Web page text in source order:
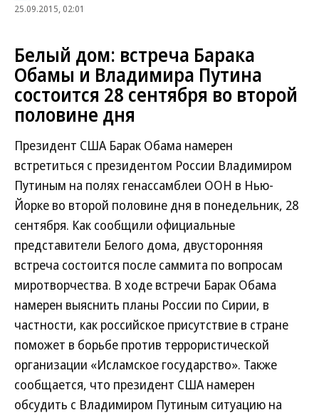
25.09.2015, 02:01
Белый дом: встреча Барака
Обамы и Владимира Путина
состоится 28 сентября во второй
половине дня
Президент США Барак Обама намерен
встретиться с президентом России Владимиром
Путиным на полях генассамблеи ООН в Нью-
Йорке во второй половине дня в понедельник, 28
сентября. Как сообщили официальные
представители Белого дома, двусторонняя
встреча состоится после саммита по вопросам
миротворчества. В ходе встречи Барак Обама
намерен выяснить планы России по Сирии, в
частности, как российское присутствие в стране
поможет в борьбе против террористической
организации «Исламское государство». Также
сообщается, что президент США намерен
обсудить с Владимиром Путиным ситуацию на